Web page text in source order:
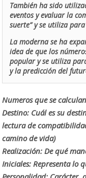
También ha sido
eventos y evaluar la
suerte” y se utiliza
La moderna se ha
idea de que los
popular y se utiliza
y la predicción del
Numeros que se
Destino: Cuál es su
lectura de
camino de vida)
Realización: De qué
Iniciales: Representa lo